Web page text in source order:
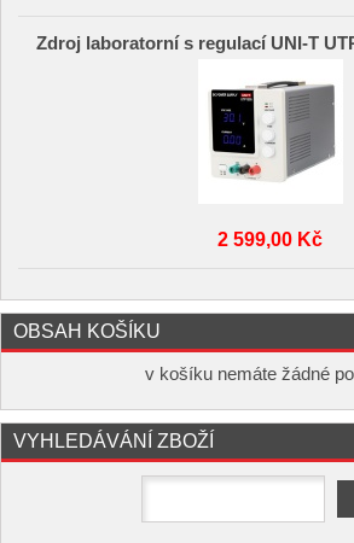
Zdroj laboratorní s regulací UNI-T
2 599,00 Kč
OBSAH KOŠÍKU
v košíku nemáte žádné
VYHLEDÁVÁNÍ ZBOŽÍ